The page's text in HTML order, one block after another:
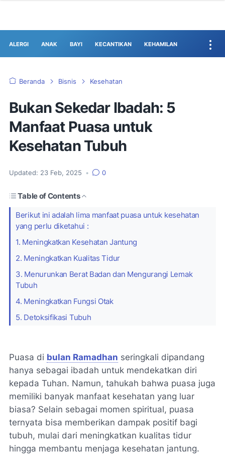
ALERGI ANAK BAYI KECANTIKAN KEHAMILAN
Beranda Bisnis Kesehatan
Bukan Sekedar Ibadah: 5
Manfaat Puasa untuk
Kesehatan Tubuh
Updated: 23 Feb, 2025 • 0
Table of Contents
Berikut ini adalah lima manfaat puasa untuk kesehatan
yang perlu diketahui :
1. Meningkatkan Kesehatan Jantung
2. Meningkatkan Kualitas Tidur
3. Menurunkan Berat Badan dan Mengurangi Lemak
Tubuh
4. Meningkatkan Fungsi Otak
5. Detoksifikasi Tubuh
Puasa di bulan Ramadhan seringkali dipandang
hanya sebagai ibadah untuk mendekatkan diri
kepada Tuhan. Namun, tahukah bahwa puasa juga
memiliki banyak manfaat kesehatan yang luar
biasa? Selain sebagai momen spiritual, puasa
ternyata bisa memberikan dampak positif bagi
tubuh, mulai dari meningkatkan kualitas tidur
hingga membantu menjaga kesehatan jantung.